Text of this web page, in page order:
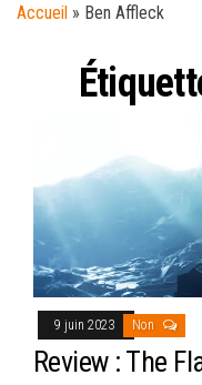
Accueil » Ben Affleck
9 juin 2023 Non
Review : The